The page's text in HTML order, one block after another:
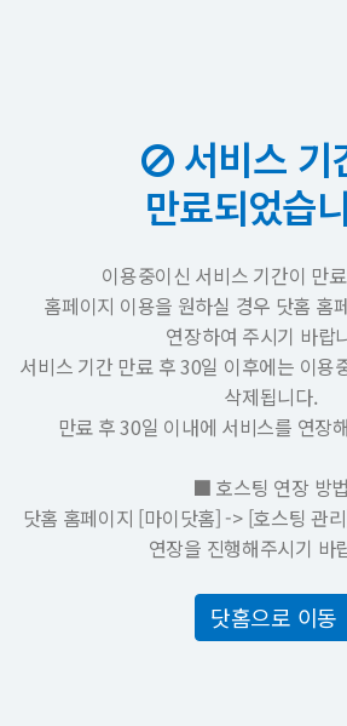
서비스 기
만료되었습
이용중이신 서비스 기간이 만
홈페이지 이용을 원하실 경우 닷홈 홈
연장하여 주시기 바랍
서비스 기간 만료 후 30일 이후에는 이용
삭제됩니다.
만료 후 30일 이내에 서비스를 연장
■ 호스팅 연장 방법
닷홈 홈페이지 [마이닷홈] -> [호스팅 관
연장을 진행해주시기 바
닷홈으로 이동